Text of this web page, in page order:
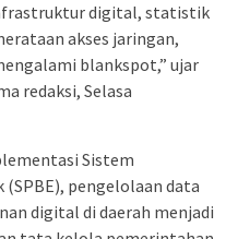
digital, statistik
akses jaringan,
blankspot,” ujar
redaksi, Selasa
Sistem
pengelolaan data
digital di daerah menjadi